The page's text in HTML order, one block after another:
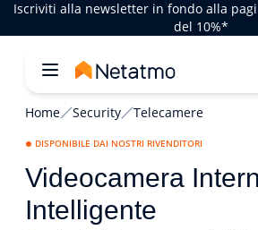
Iscriviti alla newsletter in fondo alla
del 10%*
Home Security Telecamere
DISPONIBILE DAI NOSTRI RIVENDITORI
Videocamera
Intelligente